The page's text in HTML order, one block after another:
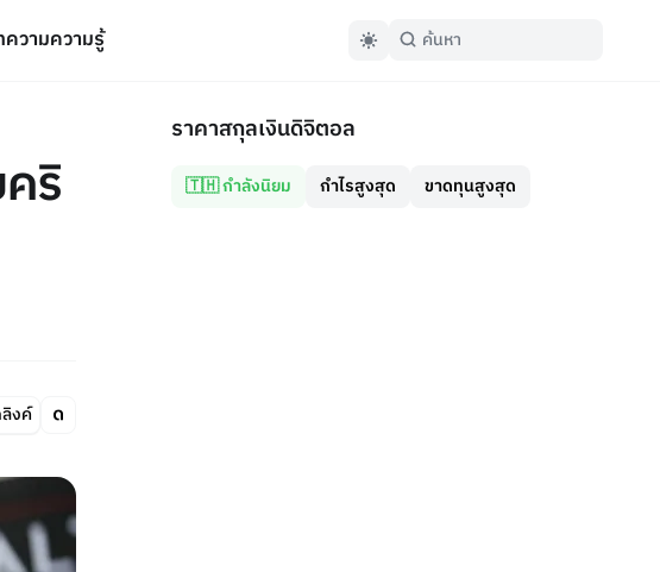
วามความรู้
ริ
งค์
ราคาสกุลเงินดิจิตอล
🇹🇭 กำลังนิยม กำไรสูงสุด ขาดทุนสูงสุด